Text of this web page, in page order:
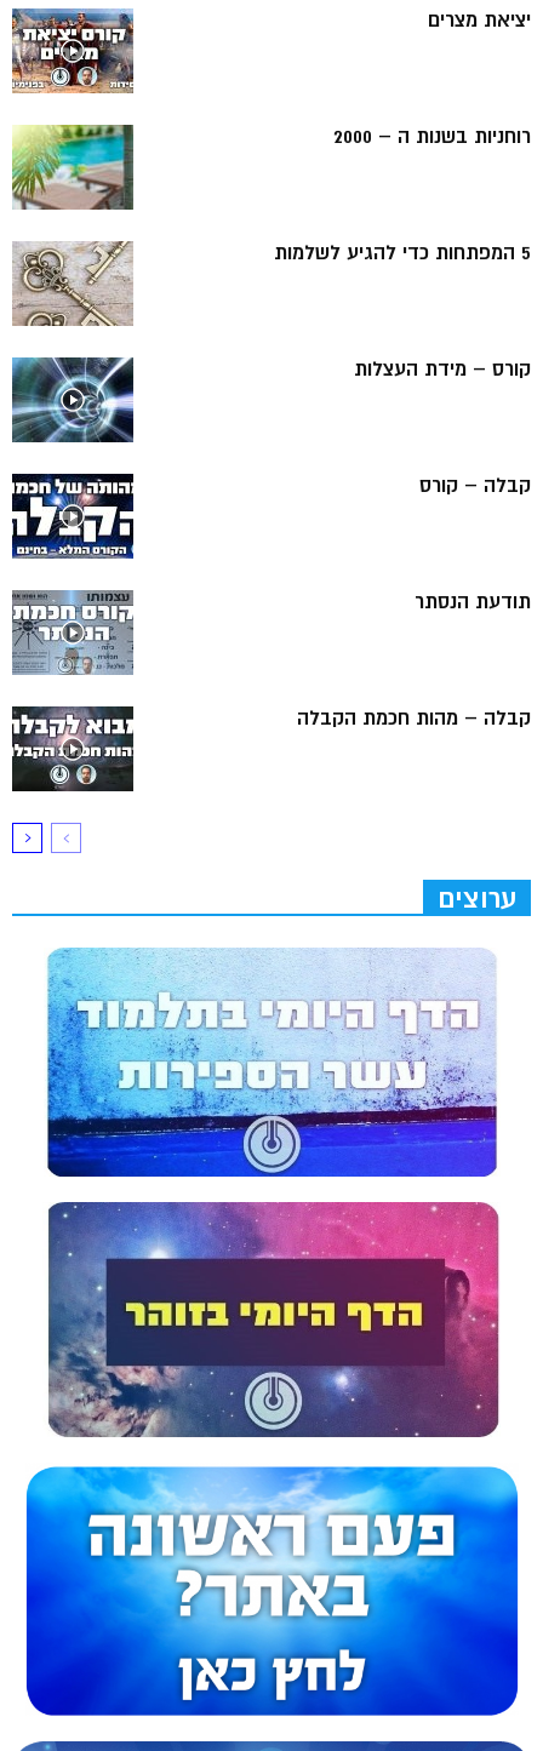
יציאת מצרים
רוחניות בשנות ה – 2000
5 המפתחות כדי להגיע לשלמות
קורס – מידת העצלות
קבלה – קורס
תודעת הנסתר
קבלה – מהות חכמת הקבלה
ערוצים